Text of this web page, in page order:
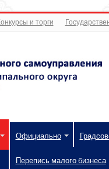
и торги
Официально
Перепись малого бизнеса